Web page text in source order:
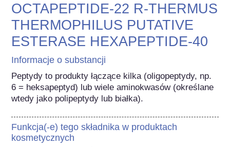
OCTAPEPTIDE-22 R-THERMUS
THERMOPHILUS PUTATIVE
ESTERASE HEXAPEPTIDE-40
Informacje o substancji
Peptydy to produkty łączące kilka (oligopeptydy, np.
6 = heksapeptyd) lub wiele aminokwasów (określane
wtedy jako polipeptydy lub białka).
Funkcja(-e) tego składnika w produktach
kosmetycznych